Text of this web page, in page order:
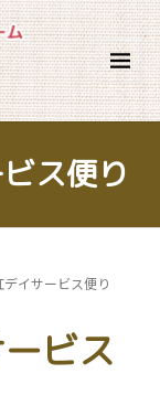
ス便り
イサービス便り
ビス